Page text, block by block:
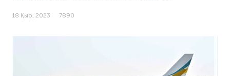
18 Қыр, 2023 7890